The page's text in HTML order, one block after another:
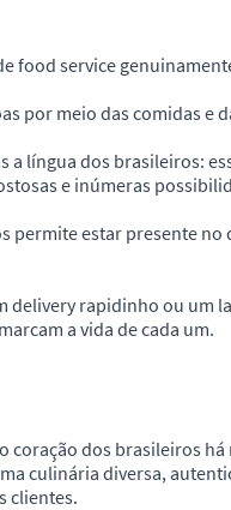
food service
por meio das comidas e
a língua dos brasileiros:
e inúmeras
permite estar presente
delivery rapidinho ou um
a vida de cada um.
coração dos brasileiros há
culinária diversa,
clientes.